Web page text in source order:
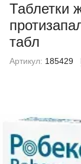
Таблетки
табл
Артикул: 185429